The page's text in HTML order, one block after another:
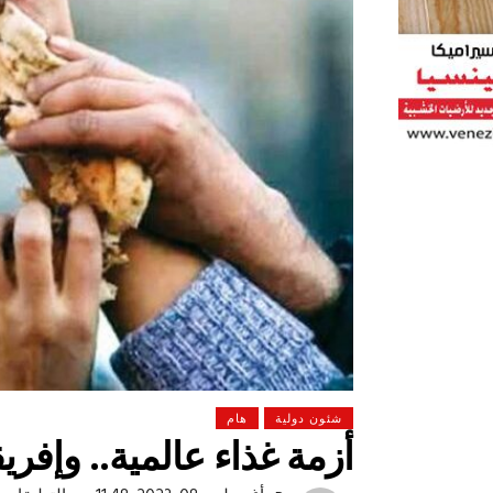
شئون دولية هام
أزمة غذاء عالمية..
التشجيع «أخلاق» وليس «تحفيل»